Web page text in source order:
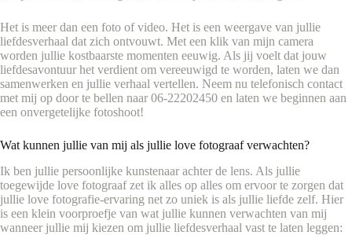
Het is meer dan een foto of video. Het is een weergave van jullie
liefdesverhaal dat zich ontvouwt. Met een klik van mijn camera
worden jullie kostbaarste momenten eeuwig. Als jij voelt dat jouw
liefdesavontuur het verdient om vereeuwigd te worden, laten we dan
samenwerken en jullie verhaal vertellen. Neem nu telefonisch contact
met mij op door te bellen naar 06-22202450 en laten we beginnen aan
een onvergetelijke fotoshoot!
Wat kunnen jullie van mij als jullie love fotograaf verwachten?
Ik ben jullie persoonlijke kunstenaar achter de lens. Als jullie
toegewijde love fotograaf zet ik alles op alles om ervoor te zorgen dat
jullie love fotografie-ervaring net zo uniek is als jullie liefde zelf. Hier
is een klein voorproefje van wat jullie kunnen verwachten van mij
wanneer jullie mij kiezen om jullie liefdesverhaal vast te laten leggen: